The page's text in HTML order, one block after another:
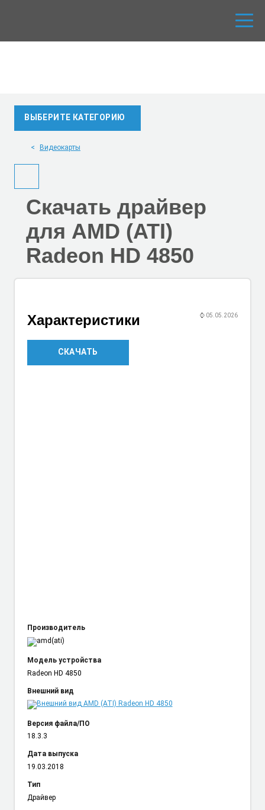
ВЫБЕРИТЕ КАТЕГОРИЮ
Видеокарты
Скачать драйвер
для AMD (ATI)
Radeon HD 4850
⌚ 05.05.2026
Характеристики
Производитель
Модель устройства
Radeon HD 4850
Внешний вид
Версия файла/ПО
18.3.3
Дата выпуска
19.03.2018
Тип
Драйвер
СКАЧАТЬ